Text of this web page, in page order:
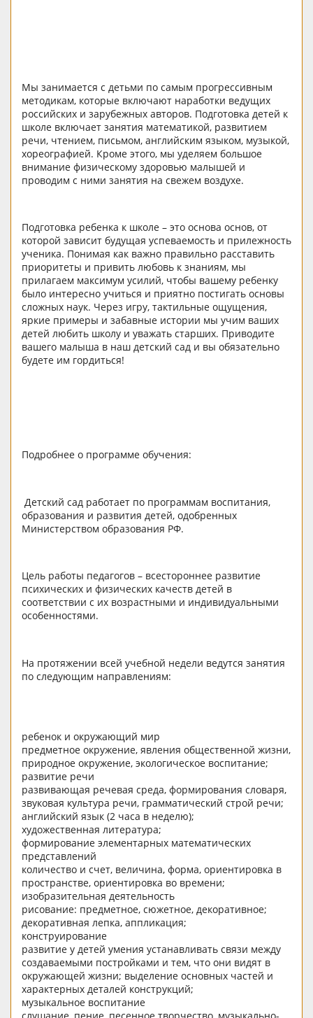
Мы занимается с детьми по самым прогрессивным
методикам, которые включают наработки ведущих
российских и зарубежных авторов. Подготовка детей к
школе включает занятия математикой, развитием
речи, чтением, письмом, английским языком, музыкой,
хореографией. Кроме этого, мы уделяем большое
внимание физическому здоровью малышей и
проводим с ними занятия на свежем воздухе.
Подготовка ребенка к школе – это основа основ, от
которой зависит будущая успеваемость и прилежность
ученика. Понимая как важно правильно расставить
приоритеты и привить любовь к знаниям, мы
прилагаем максимум усилий, чтобы вашему ребенку
было интересно учиться и приятно постигать основы
сложных наук. Через игру, тактильные ощущения,
яркие примеры и забавные истории мы учим ваших
детей любить школу и уважать старших. Приводите
вашего малыша в наш детский сад и вы обязательно
будете им гордиться!
Подробнее о программе обучения:
Детский сад работает по программам воспитания,
образования и развития детей, одобренных
Министерством образования РФ.
Цель работы педагогов – всестороннее развитие
психических и физических качеств детей в
соответствии с их возрастными и индивидуальными
особенностями.
На протяжении всей учебной недели ведутся занятия
по следующим направлениям:
ребенок и окружающий мир
предметное окружение, явления общественной жизни,
природное окружение, экологическое воспитание;
развитие речи
развивающая речевая среда, формирования словаря,
звуковая культура речи, грамматический строй речи;
английский язык (2 часа в неделю);
художественная литература;
формирование элементарных математических
представлений
количество и счет, величина, форма, ориентировка в
пространстве, ориентировка во времени;
изобразительная деятельность
рисование: предметное, сюжетное, декоративное;
декоративная лепка, аппликация;
конструирование
развитие у детей умения устанавливать связи между
создаваемыми постройками и тем, что они видят в
окружающей жизни; выделение основных частей и
характерных деталей конструкций;
музыкальное воспитание